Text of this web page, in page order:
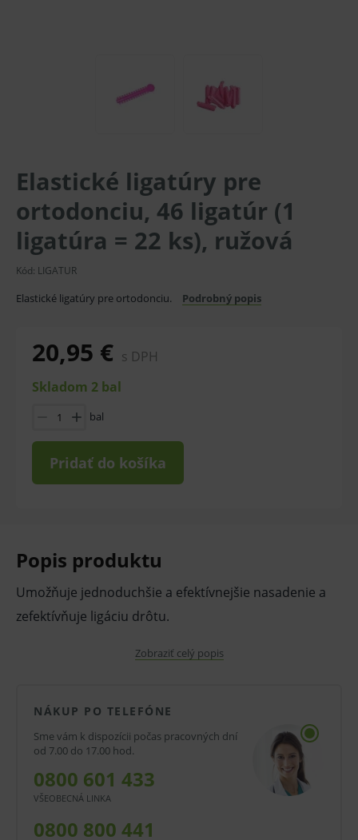
Elastické ligatúry pre
ortodonciu, 46 ligatúr (1
ligatúra = 22 ks), ružová
Kód: LIGATUR
Elastické ligatúry pre ortodonciu. Podrobný popis
20,95 € s DPH
Skladom 2 bal
bal
Pridať do košíka
Popis produktu
Umožňuje jednoduchšie a efektívnejšie nasadenie a
zefektívňuje ligáciu drôtu.
Použitie:
pri rovnátkach
V prípade porušenia zapečateného obalu tohto
tovaru nie je z dôvodu ochrany zdravia alebo
Zobraziť celý popis
NÁKUP PO TELEFÓNE
Sme vám k dispozícii počas pracovných dní
od 7.00 do 17.00 hod.
0800 601 433
VŠEOBECNÁ LINKA
0800 800 441